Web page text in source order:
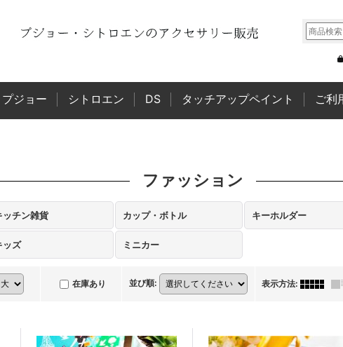
プジョー シトロエン DS タッチアップペイント ご利
ファッション
ッチン雑貨 カップ・ボトル キーホルダー
ッズ ミニカー
在庫あり 並び順: 表示方法: